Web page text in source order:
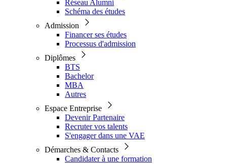
Réseau Alumni
Schéma des études
Admission
Financer ses études
Processus d'admission
Diplômes
BTS
Bachelor
MBA
Autres
Espace Entreprise
Devenir Partenaire
Recruter vos talents
S'engager dans une VAE
Démarches & Contacts
Candidater à une formation